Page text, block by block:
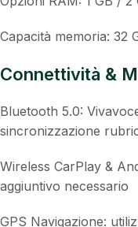
Sistema operativo
Opzioni RAM: 1 GB / 2
Capacità memoria: 32